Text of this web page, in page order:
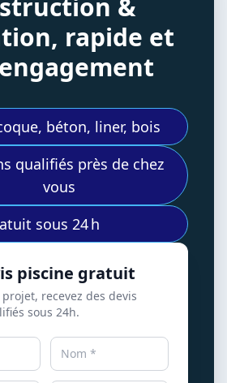
&
rapide et
béton, liner, bois
qualifiés près de chez
vous
sous 24 h
piscine gratuit
recevez des devis
sous 24h.